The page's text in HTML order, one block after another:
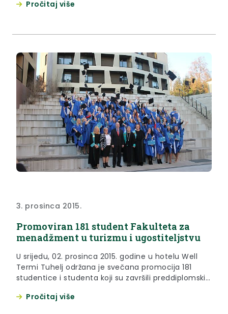
Pročitaj više
3. prosinca 2015.
Promoviran 181 student Fakulteta za
menadžment u turizmu i ugostiteljstvu
U srijedu, 02. prosinca 2015. godine u hotelu Well
Termi Tuhelj održana je svečana promocija 181
studentice i studenta koji su završili preddiplomski,
menadžment u turizmu i ugostiteljstvu na
Pročitaj više